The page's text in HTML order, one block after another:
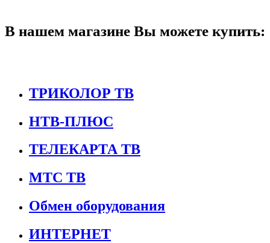
В нашем магазине Вы можете купить:
ТРИКОЛОР ТВ
НТВ-ПЛЮС
ТЕЛЕКАРТА ТВ
МТС ТВ
Обмен оборудования
ИНТЕРНЕТ